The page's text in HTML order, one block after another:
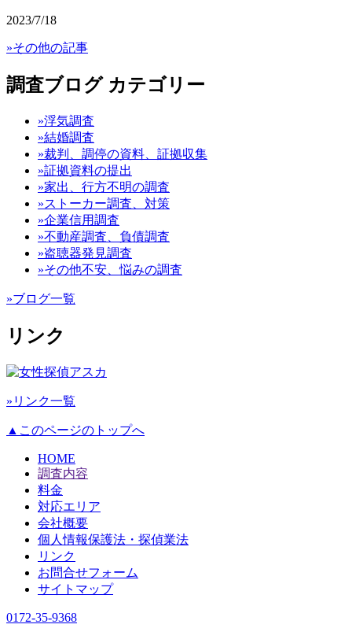
2023/7/18
»その他の記事
調査ブログ カテゴリー
»浮気調査
»結婚調査
»裁判、調停の資料、証拠収集
»証拠資料の提出
»家出、行方不明の調査
»ストーカー調査、対策
»企業信用調査
»不動産調査、負債調査
»盗聴器発見調査
»その他不安、悩みの調査
»ブログ一覧
リンク
»リンク一覧
▲このページのトップへ
HOME
調査内容
料金
対応エリア
会社概要
個人情報保護法・探偵業法
リンク
お問合せフォーム
サイトマップ
0172-35-9368